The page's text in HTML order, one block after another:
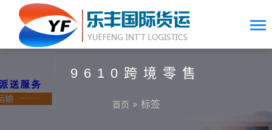
9610跨境零售
首页 » 标签